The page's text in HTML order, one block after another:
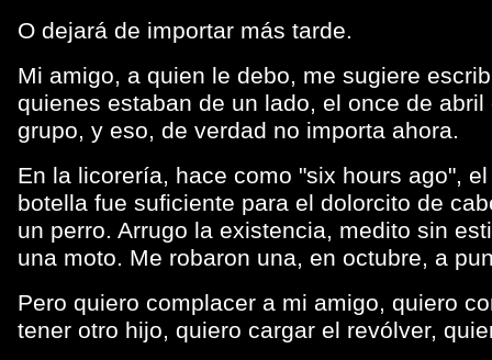
O dejará de importar más tarde.
Mi amigo, a quien le debo, me sugiere
quienes estaban de un lado, el once de
grupo, y eso, de verdad no importa ahora.
En la licorería, hace como "six hours ago",
botella fue suficiente para el dolorcito de
un perro. Arrugo la existencia, medito sin
una moto. Me robaron una, en octubre, a
Pero quiero complacer a mi amigo, quiero
tener otro hijo, quiero cargar el revólver,